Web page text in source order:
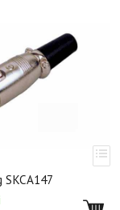
SKCA147